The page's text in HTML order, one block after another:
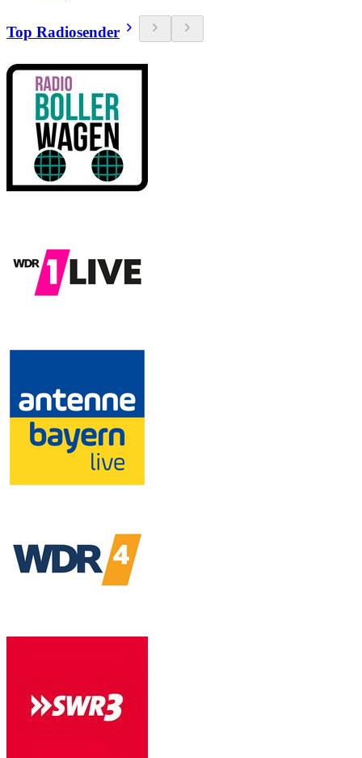
Top Radiosender